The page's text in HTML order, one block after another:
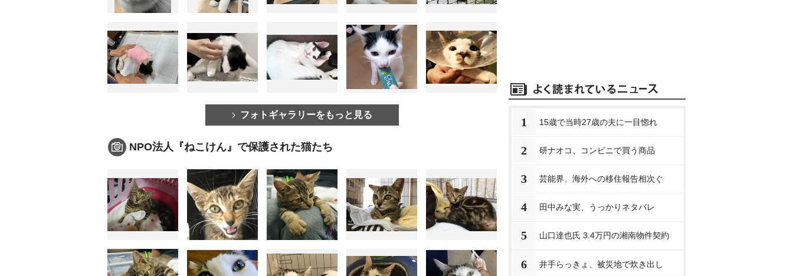
フォトギャラリーをもっと見る
NPO法人『ねこけん』で保護された猫たち
1 15歳で当時27歳の夫に一目惚れ
2 研ナオコ、コンビニで買う商品
3 芸能界、海外への移住報告相次ぐ
4 田中みな実、うっかりネタバレ
5 山口達也氏 3.4万円の湘南物件契約
6 井手らっきょ、被災地で炊き出し